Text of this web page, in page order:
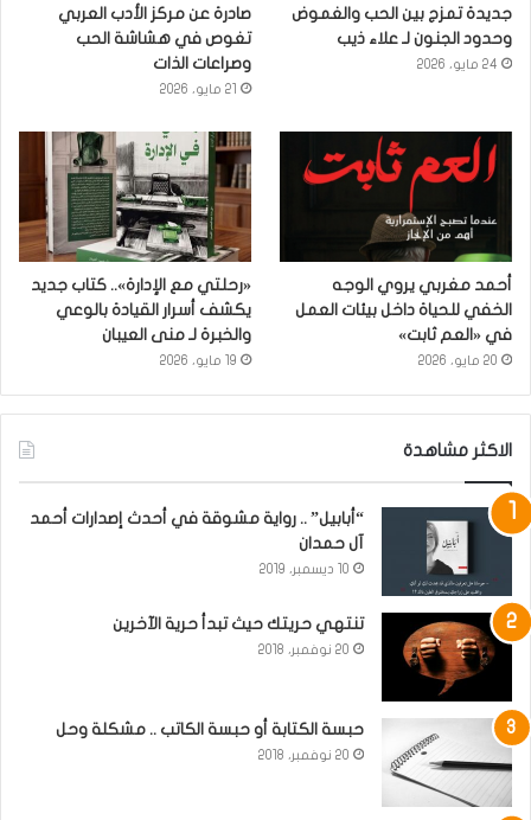
جديدة تمزج بين الحب والغموض
وحدود الجنون لـ علاء ذيب
24 مايو، 2026
صادرة عن مركز الأدب العربي
تغوص في هشاشة الحب
وصراعات الذات
21 مايو، 2026
أحمد مغربي يروي الوجه
الخفي للحياة داخل بيئات العمل
في «العم ثابت»
20 مايو، 2026
«رحلتي مع الإدارة».. كتاب جديد
يكشف أسرار القيادة بالوعي
والخبرة لـ منى العيبان
19 مايو، 2026
الاكثر مشاهدة
“أبابيل” .. رواية مشوقة في أحدث إصدارات أحمد
آل حمدان
10 ديسمبر، 2019
تنتهي حريتك حيث تبدأ حرية الآخرين
20 نوفمبر، 2018
حبسة الكتابة أو حبسة الكاتب .. مشكلة وحل
20 نوفمبر، 2018